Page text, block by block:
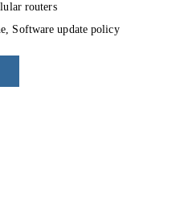
routers
Software update policy